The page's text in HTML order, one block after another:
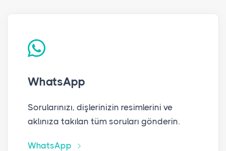
WhatsApp
Sorularınızı, dişlerinizin resimlerini ve
aklınıza takılan tüm soruları gönderin.
WhatsApp